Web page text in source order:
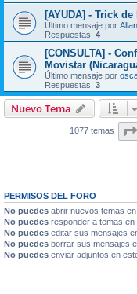
[AYUDA] - Trick
Último mensaje por
Respuestas: 4
[CONSULTA] -
Movistar
Último mensaje por
Respuestas: 3
Nuevo Tema
1077 temas
PERMISOS DEL FORO
No puedes abrir nuevos temas
No puedes responder a temas en
No puedes editar sus mensajes
No puedes borrar sus mensajes
No puedes enviar adjuntos en